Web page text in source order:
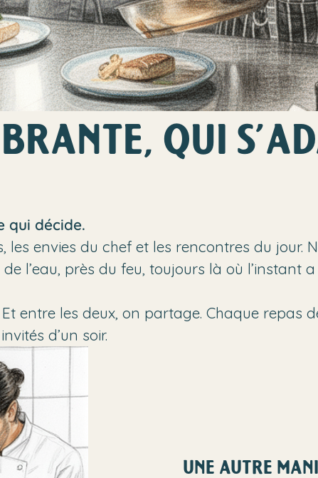
QUI
qui décide.
les envies du chef et les rencontres du jour.
l’eau, près du feu, toujours là où l’instant
entre les deux, on partage. Chaque repas
d’un soir.
UNE AUTRE